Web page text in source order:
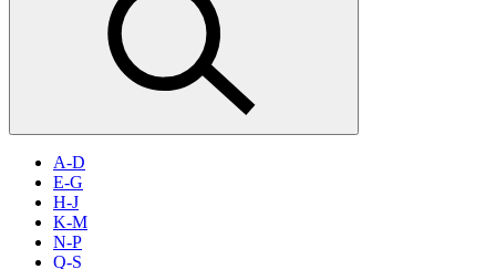
Aktiviteter
Inspirasjon
Søk
A-D
E-G
H-J
K-M
N-P
Q-S